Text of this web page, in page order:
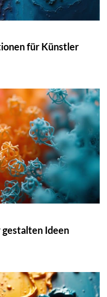
für Künstler
Ideen